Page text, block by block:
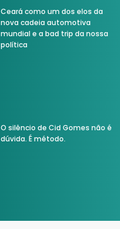
Ceará como um dos elos da
nova cadeia automotiva
mundial e a bad trip da nossa
política
O silêncio de Cid Gomes não é
dúvida. É método.